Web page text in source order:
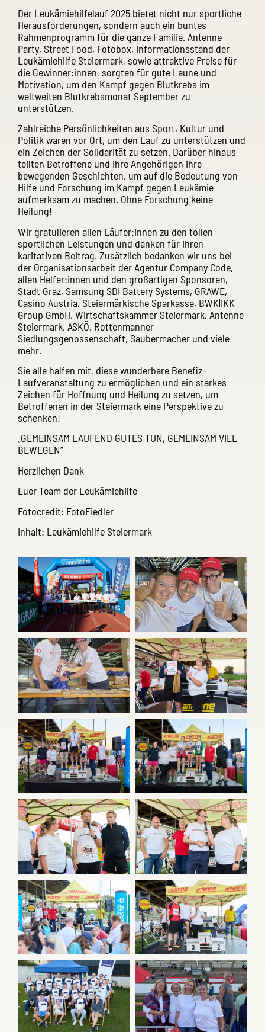
Der Leukämiehilfelauf 2025 bietet nicht nur sportliche
Herausforderungen, sondern auch ein buntes
Rahmenprogramm für die ganze Familie. Antenne
Party, Street Food, Fotobox, Informationsstand der
Leukämiehilfe Steiermark, sowie attraktive Preise für
die Gewinner:innen, sorgten für gute Laune und
Motivation, um den Kampf gegen Blutkrebs im
weltweiten Blutkrebsmonat September zu
unterstützen.
Zahlreiche Persönlichkeiten aus Sport, Kultur und
Politik waren vor Ort, um den Lauf zu unterstützen und
ein Zeichen der Solidarität zu setzen. Darüber hinaus
teilten Betroffene und ihre Angehörigen ihre
bewegenden Geschichten, um auf die Bedeutung von
Hilfe und Forschung im Kampf gegen Leukämie
aufmerksam zu machen. Ohne Forschung keine
Heilung!
Wir gratulieren allen Läufer:innen zu den tollen
sportlichen Leistungen und danken für ihren
karitativen Beitrag. Zusätzlich bedanken wir uns bei
der Organisationsarbeit der Agentur Company Code,
allen Helfer:innen und den großartigen Sponsoren,
Stadt Graz, Samsung SDI Battery Systems, GRAWE,
Casino Austria, Steiermärkische Sparkasse, BWK|IKK
Group GmbH, Wirtschaftskammer Steiermark, Antenne
Steiermark, ASKÖ, Rottenmanner
Siedlungsgenossenschaft, Saubermacher und viele
mehr.
Sie alle halfen mit, diese wunderbare Benefiz-
Laufveranstaltung zu ermöglichen und ein starkes
Zeichen für Hoffnung und Heilung zu setzen, um
Betroffenen in der Steiermark eine Perspektive zu
schenken!
„GEMEINSAM LAUFEND GUTES TUN, GEMEINSAM VIEL
BEWEGEN“
Herzlichen Dank
Euer Team der Leukämiehilfe
Fotocredit: FotoFiedler
Inhalt: Leukämiehilfe Steiermark